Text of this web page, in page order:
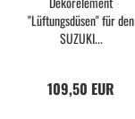
"Lüftungsdüsen" für den
SUZUKI...
109,50 EUR